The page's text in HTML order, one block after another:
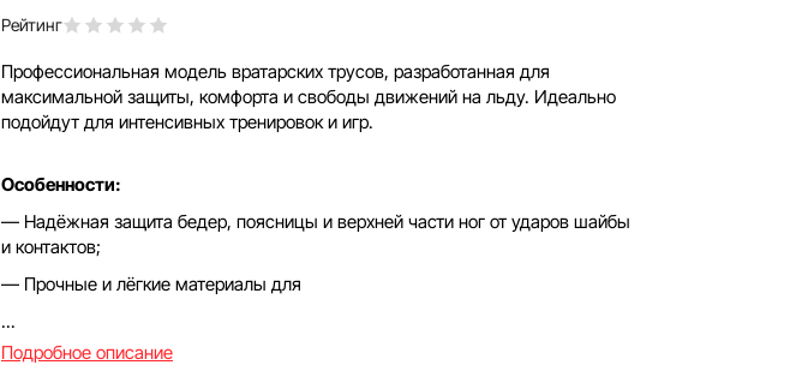
Рейтинг
Профессиональная модель вратарских трусов, разработанная для
максимальной защиты, комфорта и свободы движений на льду. Идеально
подойдут для интенсивных тренировок и игр.
Особенности:
— Надёжная защита бедер, поясницы и верхней части ног от ударов шайбы
и контактов;
— Прочные и лёгкие материалы для
...
Подробное описание